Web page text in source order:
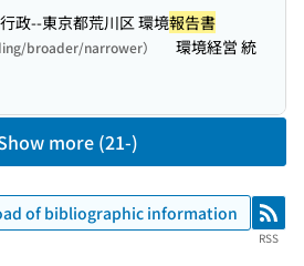
政--東京都荒川区 環境報告書
broader/narrower）
環境経営 統
more (21-)
of bibliographic information RSS
RSS